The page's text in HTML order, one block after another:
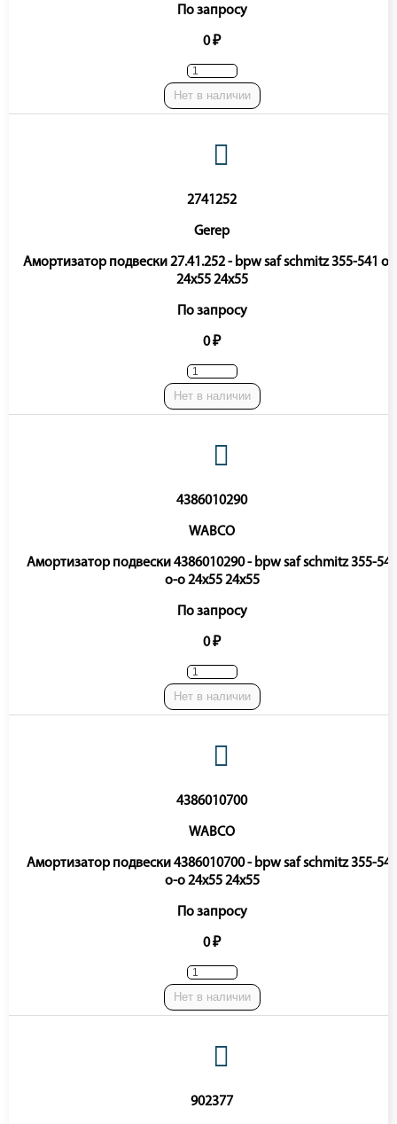
По запросу
0 ₽
Нет в наличии
2741252
Gerep
Амортизатор подвески 27.41.252 - bpw saf schmitz 355-541 o-
24x55 24x55
По запросу
0 ₽
Нет в наличии
4386010290
WABCO
Амортизатор подвески 4386010290 - bpw saf schmitz 355-541
o-o 24x55 24x55
По запросу
0 ₽
Нет в наличии
4386010700
WABCO
Амортизатор подвески 4386010700 - bpw saf schmitz 355-541
o-o 24x55 24x55
По запросу
0 ₽
Нет в наличии
902377